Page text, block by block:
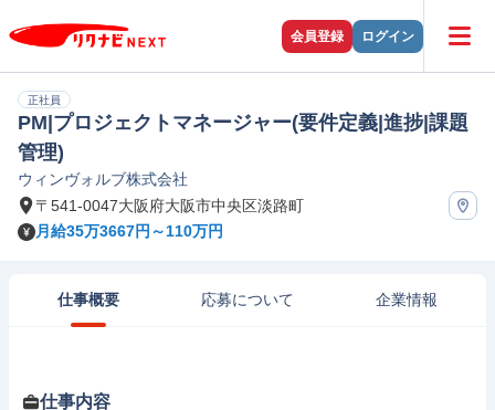
会員登録 ログイン
正社員
PM|プロジェクトマネージャー(要件定義|進捗|課題
管理)
ウィンヴォルブ株式会社
〒541-0047大阪府大阪市中央区淡路町
月給35万3667円～110万円
仕事概要 応募について 企業情報
仕事内容